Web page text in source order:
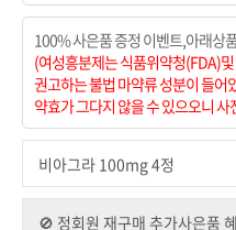
100% 사은품 증정 이벤트,아래상
(여성흥분제는 식품위약청(FDA)
권고하는 불법 마약류 성분이 들어
약효가 그다지 않을 수 있으오니